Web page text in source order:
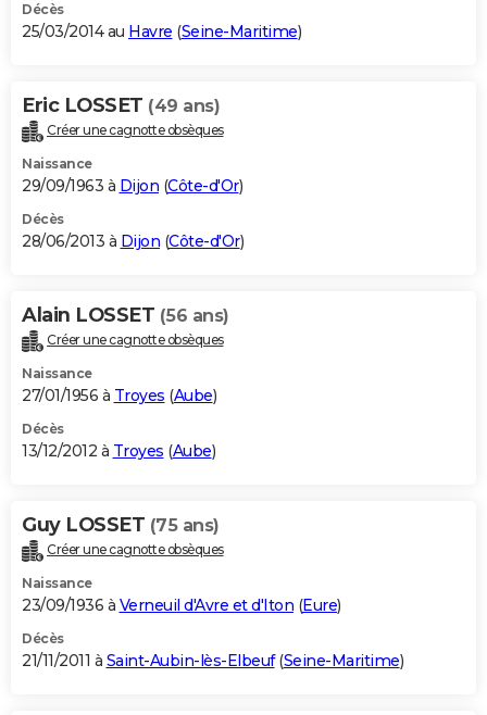
Décès
25/03/2014 au Havre (Seine-Maritime)
Eric LOSSET (49 ans)
Créer une cagnotte obsèques
Naissance
29/09/1963 à Dijon (Côte-d'Or)
Décès
28/06/2013 à Dijon (Côte-d'Or)
Alain LOSSET (56 ans)
Créer une cagnotte obsèques
Naissance
27/01/1956 à Troyes (Aube)
Décès
13/12/2012 à Troyes (Aube)
Guy LOSSET (75 ans)
Créer une cagnotte obsèques
Naissance
23/09/1936 à Verneuil d'Avre et d'Iton (Eure)
Décès
21/11/2011 à Saint-Aubin-lès-Elbeuf(Seine-Maritime)